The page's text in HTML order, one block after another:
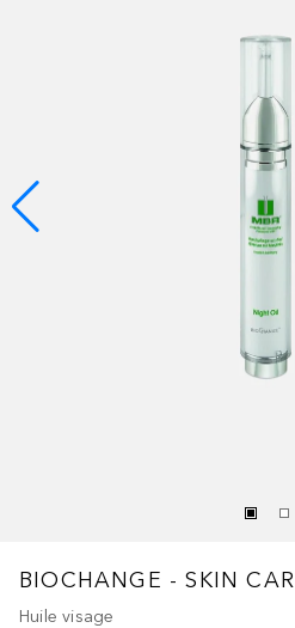
BIOCHANGE - SKIN
Huile visage